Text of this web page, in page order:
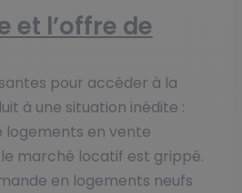
et l’offre de
pour accéder à la
à une situation inédite :
logements en vente
le marché locatif est grippé.
en logements neufs